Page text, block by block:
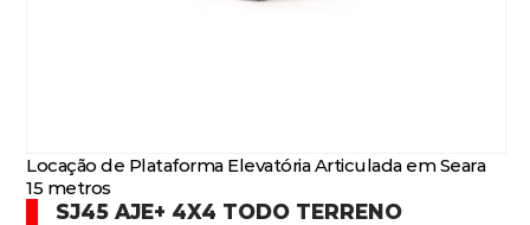
Locação de Plataforma Elevatória Articulada em Seara
15 metros
SJ45 AJE+ 4X4 TODO TERRENO